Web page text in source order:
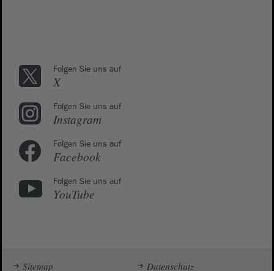
Folgen Sie uns auf
X
Folgen Sie uns auf
Instagram
Folgen Sie uns auf
Facebook
Folgen Sie uns auf
YouTube
Sitemap Datenschutz